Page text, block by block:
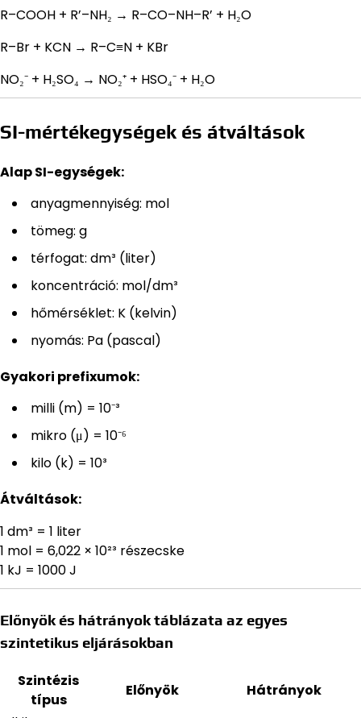
R–COOH + R’–NH₂ → R–CO–NH–R’ + H₂O
R–Br + KCN → R–C≡N + KBr
NO₂⁻ + H₂SO₄ → NO₂⁺ + HSO₄⁻ + H₂O
SI-mértékegységek és átváltások
Alap SI-egységek:
anyagmennyiség: mol
tömeg: g
térfogat: dm³ (liter)
koncentráció: mol/dm³
hőmérséklet: K (kelvin)
nyomás: Pa (pascal)
Gyakori prefixumok:
milli (m) = 10⁻³
mikro (μ) = 10⁻⁶
kilo (k) = 10³
Átváltások:
1 dm³ = 1 liter
1 mol = 6,022 × 10²³ részecske
1 kJ = 1000 J
Előnyök és hátrányok táblázata az egyes
szintetikus eljárásokban
Szintézis
típus
Előnyök
Hátrányok